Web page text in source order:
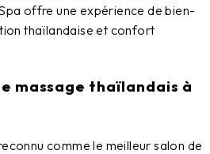
offre une expérience de bien-
thaïlandaise et confort
massage thaïlandais à
comme le meilleursalon de